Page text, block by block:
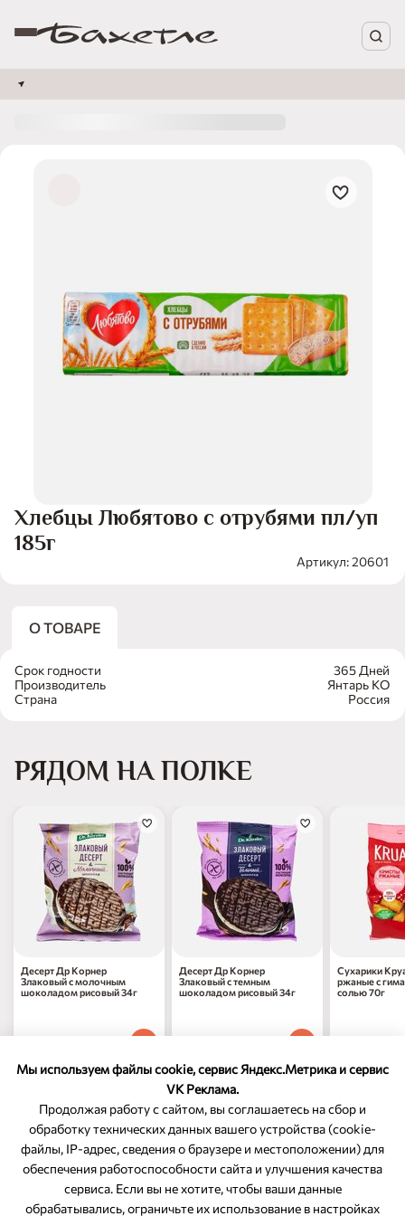
Мы используем файлы cookie, сервис Яндекс.Метрика и сервис
VK Реклама.
Продолжая работу с сайтом, вы соглашаетесь на сбор и
обработку технических данных вашего устройства (cookie-
файлы, IP-адрес, сведения о браузере и местоположении) для
обеспечения работоспособности сайта и улучшения качества
сервиса. Если вы не хотите, чтобы ваши данные
обрабатывались, ограничьте их использование в настройках
Хлебцы Любятово с отрубями пл/уп
185г
Артикул: 20601
О ТОВАРЕ
Срок годности
365 Дней
Производитель
Янтарь КО
Страна
Россия
РЯДОМ НА ПОЛКЕ
Десерт Др Корнер
Злаковый с молочным
шоколадом рисовый 34г
Десерт Др Корнер
Злаковый с темным
шоколадом рисовый 34г
Сухарики
ржаные с
солью 70г
ОБРАТНАЯ СВЯЗЬ
8-800-350-46-10